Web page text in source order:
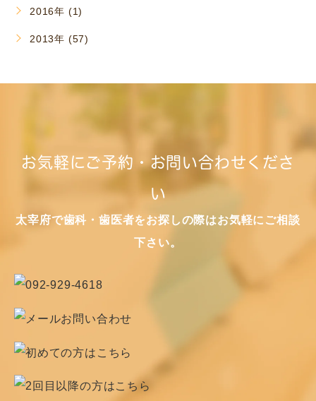
2016年 (1)
2013年 (57)
お気軽にご予約・お問い合わせくださ
い
太宰府で歯科・歯医者をお探しの際はお気軽にご相談
下さい。